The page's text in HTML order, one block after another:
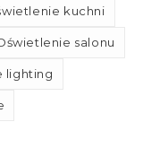
kuchni
salonu
lighting